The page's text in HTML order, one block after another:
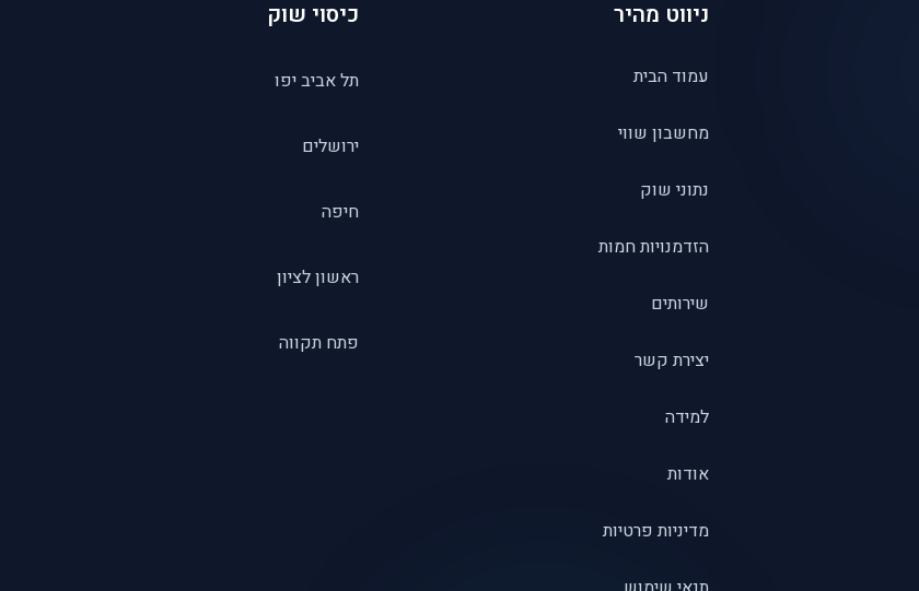
ניווט מהיר
עמוד הבית
מחשבון שווי
נתוני שוק
הזדמנויות חמות
שירותים
יצירת קשר
למידה
אודות
מדיניות פרטיות
כיסוי שוק
תל אביב יפו
ירושלים
חיפה
ראשון לציון
פתח תקווה